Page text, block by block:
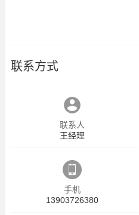
联系方式
联系人
王经理
手机
13903726380